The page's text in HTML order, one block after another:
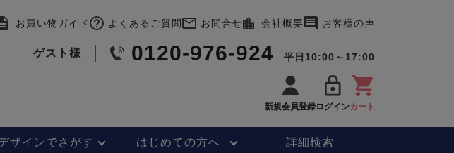
お買い物ガイド よくあるご質問 お問合せ 会社概要 お客様の声
ゲスト様 0120-976-924 平日10:00～17:00
新規会員登録ログインカート
ザインでさがす はじめての方へ 詳細検索